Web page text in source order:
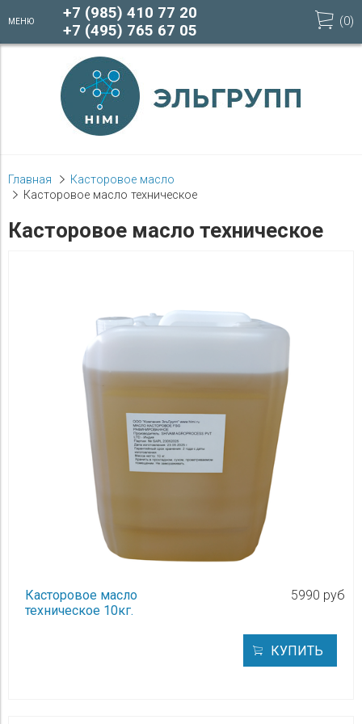
МЕНЮ
+7 (985) 410 77 20
+7 (495) 765 67 05
(0)
Главная
Касторовое масло
Касторовое масло техническое
Касторовое масло техническое
Касторовое масло
техническое 10кг.
5990 руб
КУПИТЬ